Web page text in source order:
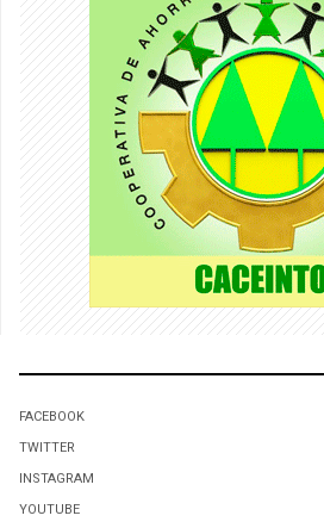
FACEBOOK
TWITTER
INSTAGRAM
YOUTUBE